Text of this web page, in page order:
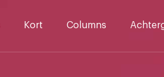
Kort Columns